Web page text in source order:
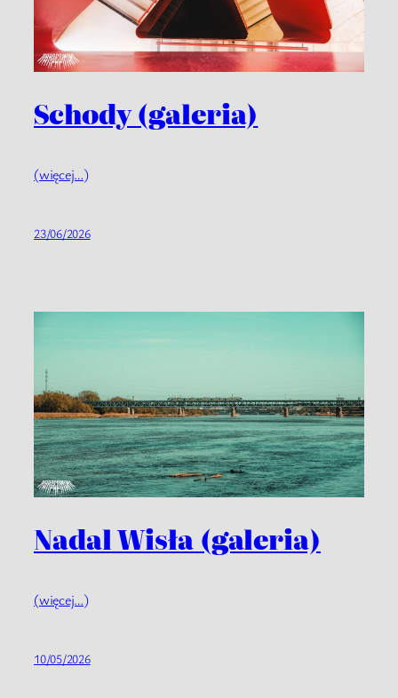
Schody (galeria)
(więcej…)
23/06/2026
Nadal Wisła (galeria)
(więcej…)
10/05/2026